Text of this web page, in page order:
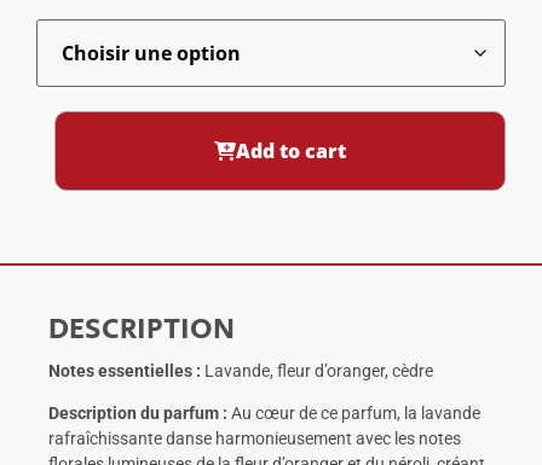
Add to cart
DESCRIPTION
Notes essentielles : Lavande, fleur d’oranger, cèdre
Description du parfum : Au cœur de ce parfum, la lavande
rafraîchissante danse harmonieusement avec les notes